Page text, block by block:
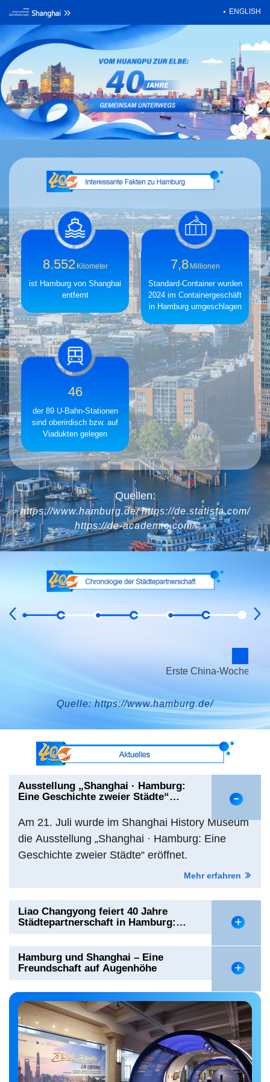
ENGLISH
8.552 Kilometer
ist Hamburg von Shanghai
entfernt
7,8 Millionen
Standard-Container wurden
2024 im Containergeschäft
in Hamburg umgeschlagen
46
der 89 U-Bahn-Stationen
sind oberirdisch bzw. auf
Viadukten gelegen
Quellen:
https://www.hamburg.de/ https://de.statista.com/
https://de-academic.com/
Erste China-Wochen in Hamburg
Quelle: https://www.hamburg.de/
Ausstellung „Shanghai · Hamburg:
Eine Geschichte zweier Städte“
Am 21. Juli wurde im Shanghai History Museum
die Ausstellung „Shanghai · Hamburg: Eine
Geschichte zweier Städte“ eröffnet.
Mehr erfahren
Liao Changyong feiert 40 Jahre
Städtepartnerschaft in Hamburg:
Chinesische Kunstlieder erklingen in
Deutschland
Hamburg und Shanghai – Eine
Freundschaft auf Augenhöhe